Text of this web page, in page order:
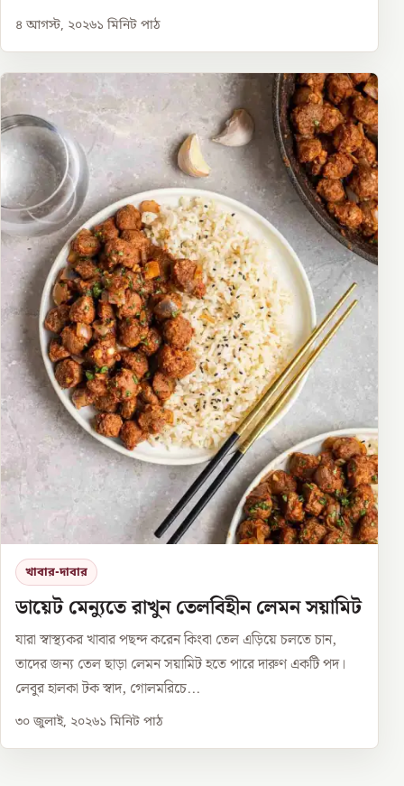
৪ আগস্ট, ২০২৬১ মিনিট পাঠ
খাবার-দাবার
ডায়েট মেন্যুতে রাখুন তেলবিহীন লেমন সয়ামিট
যারা স্বাস্থ্যকর খাবার পছন্দ করেন কিংবা তেল এড়িয়ে চলতে চান,
তাদের জন্য তেল ছাড়া লেমন সয়ামিট হতে পারে দারুণ একটি পদ।
লেবুর হালকা টক স্বাদ, গোলমরিচে...
৩০ জুলাই, ২০২৬১ মিনিট পাঠ